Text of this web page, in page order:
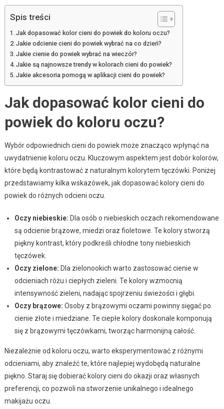
Spis treści
Jak dopasować kolor cieni do powiek do koloru oczu?
Jakie odcienie cieni do powiek wybrać na co dzień?
Jakie cienie do powiek wybrać na wieczór?
Jakie są najnowsze trendy w kolorach cieni do powiek?
Jakie akcesoria pomogą w aplikacji cieni do powiek?
Jak dopasować kolor cieni do
powiek do koloru oczu?
Wybór odpowiednich cieni do powiek może znacząco wpłynąć na
uwydatnienie koloru oczu. Kluczowym aspektem jest dobór kolorów,
które będą kontrastować z naturalnym kolorytem tęczówki. Poniżej
przedstawiamy kilka wskazówek, jak dopasować kolory cieni do
powiek do różnych odcieni oczu.
Oczy niebieskie: Dla osób o niebieskich oczach rekomendowane
są odcienie brązowe, miedzi oraz fioletowe. Te kolory stworzą
piękny kontrast, który podkreśli chłodne tony niebieskich
tęczówek.
Oczy zielone: Dla zielonookich warto zastosować cienie w
odcieniach różu i ciepłych zieleni. Te kolory wzmocnią
intensywność zieleni, nadając spojrzeniu świeżości i głębi.
Oczy brązowe: Osoby z brązowymi oczami powinny sięgać po
cienie złote i miedziane. Te ciepłe kolory doskonale komponują
się z brązowymi tęczówkami, tworząc harmonijną całość.
Niezależnie od koloru oczu, warto eksperymentować z różnymi
odcieniami, aby znaleźć te, które najlepiej wydobędą naturalne
piękno. Staraj się dobierać kolory cieni do okazji oraz własnych
preferencji, co pozwoli na stworzenie unikalnego i idealnego
makijażu oczu.